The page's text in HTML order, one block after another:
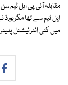
مقابلہ آئی پی ایل ٹیم
ایل ٹیم سے تھا
میں کئی انٹرنیشنل